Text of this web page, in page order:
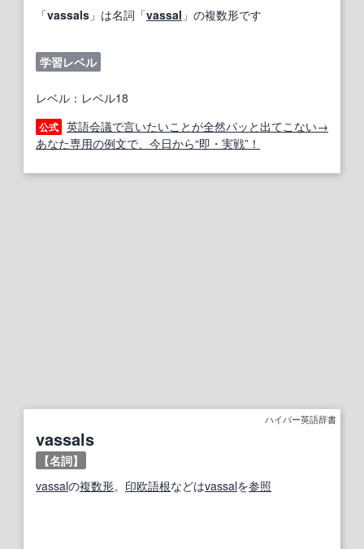
「vassals 」は名詞「vassal 」の複数形です
学習レベル
レベル：レベル18
公式 英語会議で言いたいことが全然パッと出てこない→
あなた専用の例文で、今日から“即・実戦”！
ハイパー英語辞書
vassals
【名詞】
vassalの複数形。 印欧語根などはvassalを参照